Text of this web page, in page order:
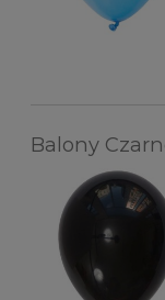
Balony